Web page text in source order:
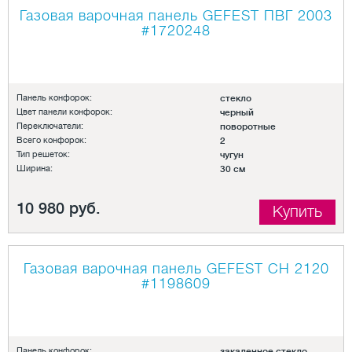
Газовая варочная панель GEFEST ПВГ 2003
#1720248
Панель конфорок: стекло
Цвет панели конфорок: черный
Переключатели: поворотные
Всего конфорок: 2
Тип решеток: чугун
Ширина: 30 см
10 980 руб. Купить
Газовая варочная панель GEFEST СН 2120
#1198609